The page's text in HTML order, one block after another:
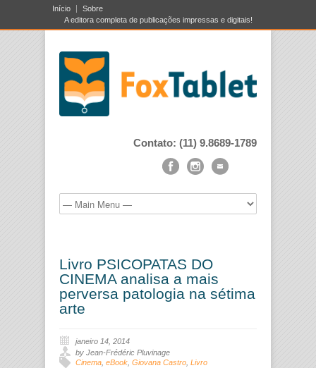
Início
Sobre
A editora completa de publicações impressas e digitais!
Contato: (11) 9.8689-1789
Livro PSICOPATAS DO
CINEMA analisa a mais
perversa patologia na sétima
arte
janeiro 14, 2014
by Jean-Frédéric Pluvinage
Cinema eBook Giovana Castro Livro